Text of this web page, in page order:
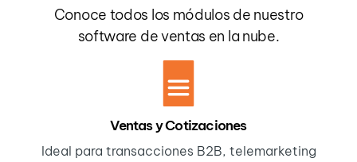
Conoce todos los módulos de nuestro
software de ventas en la nube.
Ventas y Cotizaciones
Ideal para transacciones B2B, telemarketing